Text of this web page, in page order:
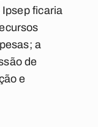
ficaria
a
de
e